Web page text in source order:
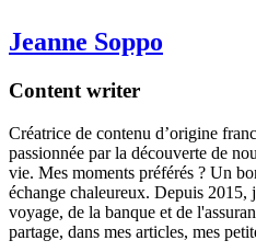
Jeanne Soppo
Content writer
Créatrice de contenu d’origine
passionnée par la découverte de
vie. Mes moments préférés ? Un
échange chaleureux. Depuis 2015,
voyage, de la banque et de
partage, dans mes articles, mes